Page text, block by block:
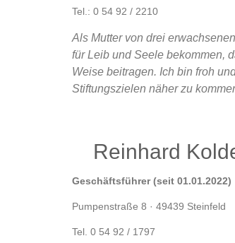
Tel.: 0 54 92 / 2210
Als Mutter von drei
für Leib und Seele bekommen,
Weise beitragen. Ich bin froh
Stiftungszielen näher zu
Reinhard
Geschäftsführer (seit 01.01.2022)
Pumpenstraße 8 · 49439 Steinfeld
Tel. 0 54 92 / 1797